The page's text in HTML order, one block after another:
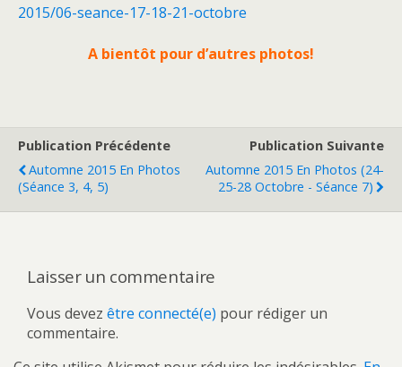
2015/06-seance-17-18-21-octobre
A bientôt pour d’autres photos!
Publication Précédente
Automne 2015 En Photos
(séance 3, 4, 5)
Publication Suivante
Automne 2015 En Photos (24-
25-28 Octobre - Séance 7)
Laisser un commentaire
Vous devez être connecté(e) pour rédiger un
commentaire.